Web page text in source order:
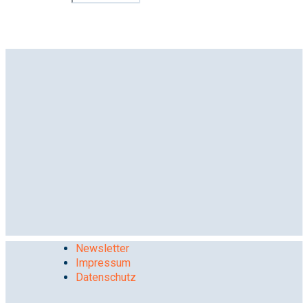
Newsletter
Impressum
Datenschutz